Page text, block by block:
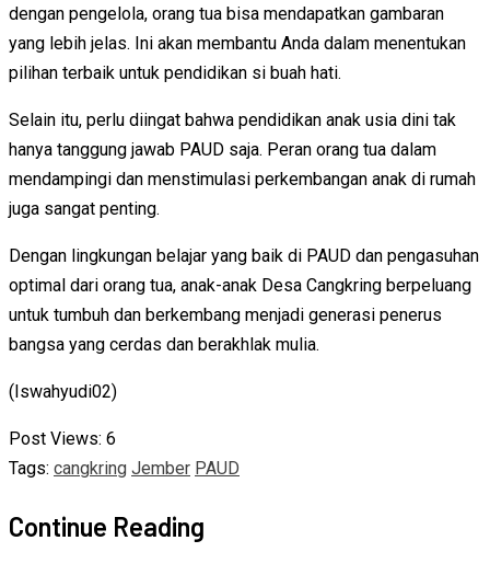
dengan pengelola, orang tua bisa mendapatkan gambaran
yang lebih jelas. Ini akan membantu Anda dalam menentukan
pilihan terbaik untuk pendidikan si buah hati.
Selain itu, perlu diingat bahwa pendidikan anak usia dini tak
hanya tanggung jawab PAUD saja. Peran orang tua dalam
mendampingi dan menstimulasi perkembangan anak di rumah
juga sangat penting.
Dengan lingkungan belajar yang baik di PAUD dan pengasuhan
optimal dari orang tua, anak-anak Desa Cangkring berpeluang
untuk tumbuh dan berkembang menjadi generasi penerus
bangsa yang cerdas dan berakhlak mulia.
(Iswahyudi02)
Post Views: 6
Tags: cangkring Jember PAUD
Continue Reading